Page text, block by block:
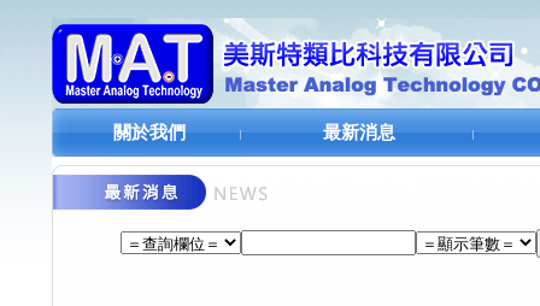
關於我們 最新消息